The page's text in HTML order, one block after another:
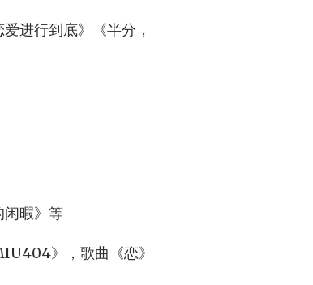
进行到底》《半分，
闲暇》等
》，歌曲《恋》